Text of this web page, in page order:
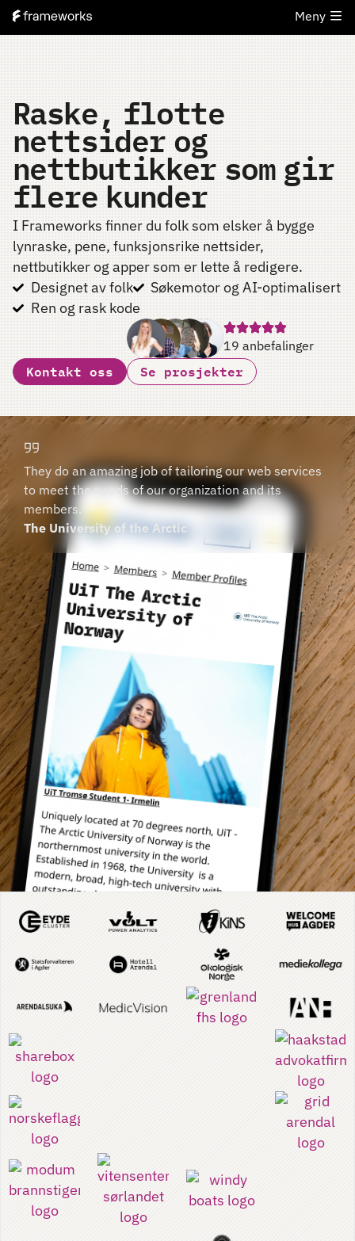
Meny
Raske, flotte
nettsider og
nettbutikker som gir
flere kunder
I Frameworks finner du folk som elsker å bygge
lynraske, pene, funksjonsrike nettsider,
nettbutikker og apper som er lette å redigere.
Designet av folk
Søkemotor og AI-optimalisert
Ren og rask kode
19 anbefalinger
Kontakt oss Se prosjekter
They do an amazing job of tailoring our web services
to meet the needs of our organization and its
members.
The University of the Arctic